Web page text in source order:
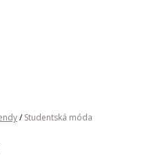
/ Studentská móda